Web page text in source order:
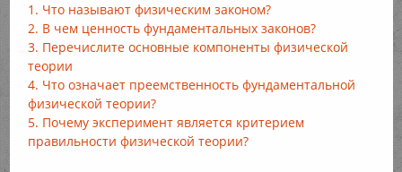
1. Что называют физическим законом?
2. В чем ценность фундаментальных законов?
3. Перечислите основные компоненты физической
теории
4. Что означает преемственность фундаментальной
физической теории?
5. Почему эксперимент является критерием
правильности физической теории?